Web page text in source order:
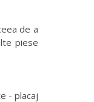
de a
piese
- placaj